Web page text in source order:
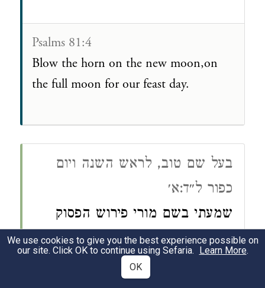
Psalms 81:4
Blow the horn on the new moon,on
the full moon for our feast day.
בעל שם טוב, לראש השנה ויום
כפור ל״ד:א׳
שמעתי בשם מורי פירוש הפסוק
(תהלים פ"א) תקעו בחודש שפר וגו'
כי חק לישראל הוא משפט לאלהי
We use cookies to give you the best experience possible on
our site. Click OK to continue using Sefaria. Learn More.
OK